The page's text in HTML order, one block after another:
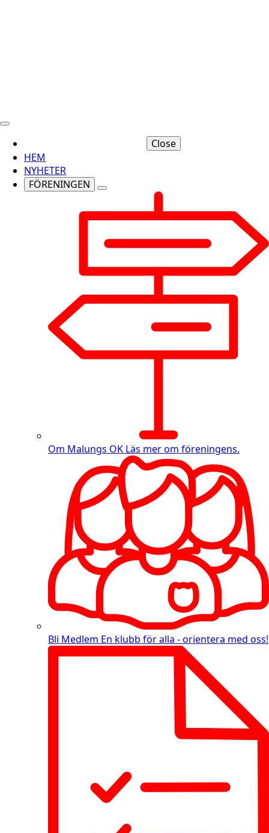
Close
HEM
NYHETER
FÖRENINGEN
Om Malungs OK Läs mer om föreningens.
Bli Medlem En klubb för alla - orientera med oss!